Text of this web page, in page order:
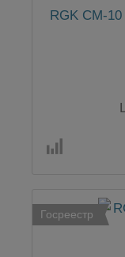
RGK CM-
Госреестр